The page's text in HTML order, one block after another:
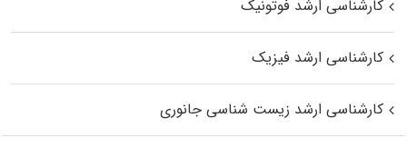
کارشناسی ارشد فوتونیک
کارشناسی ارشد فیزیک
کارشناسی ارشد زیست‌ شناسی جانوری